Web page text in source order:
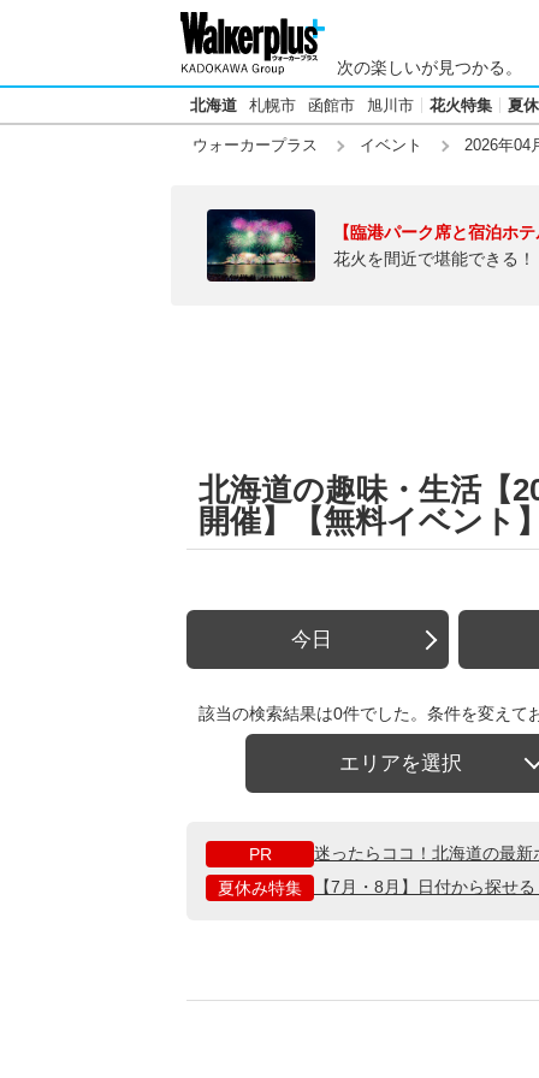
次の楽しいが見つかる。
北海道 札幌市 函館市 旭川市 花火特集 夏
ウォーカープラス イベント 2026年04
【臨港パーク席と宿泊ホ
花火を間近で堪能できる
北海道の趣味・生活【
開催】【無料イベント
今日
該当の検索結果は0件でした。条件を変えて
エリアを選択
PR
迷ったらココ！北海道の最
夏休み特集
【7月・8月】日付から探せ